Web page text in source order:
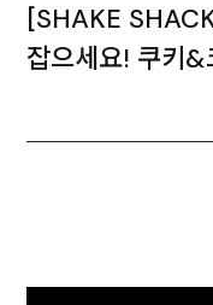
[SHAKE
잡으세요! 쿠키